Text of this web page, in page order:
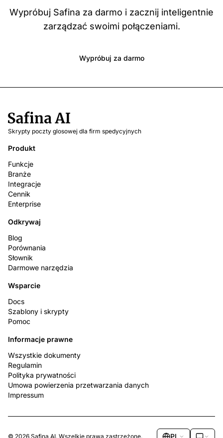
9:41
Połączenie
Wypróbuj Safina za darmo i zacznij inteligentnie
zarządzać swoimi połączeniami.
Wypróbuj za darmo
Skrypty poczty glosowej dla firm spedycyjnych
Produkt
Funkcje
Branże
Integracje
Cennik
Enterprise
Odkrywaj
Blog
Porównania
Słownik
Darmowe narzędzia
Wsparcie
Docs
Szablony i skrypty
Pomoc
Informacje prawne
Wszystkie dokumenty
Regulamin
Polityka prywatności
Umowa powierzenia przetwarzania danych
Impressum
© 2026 Safina AI. Wszelkie prawa zastrzeżone.